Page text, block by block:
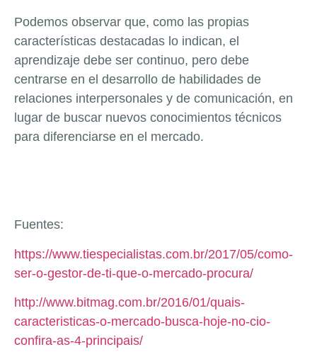
Podemos observar que, como las propias
características destacadas lo indican, el
aprendizaje debe ser continuo, pero debe
centrarse en el desarrollo de habilidades de
relaciones interpersonales y de comunicación, en
lugar de buscar nuevos conocimientos técnicos
para diferenciarse en el mercado.
Fuentes:
https://www.tiespecialistas.com.br/2017/05/como-
ser-o-gestor-de-ti-que-o-mercado-procura/
http://www.bitmag.com.br/2016/01/quais-
caracteristicas-o-mercado-busca-hoje-no-cio-
confira-as-4-principais/